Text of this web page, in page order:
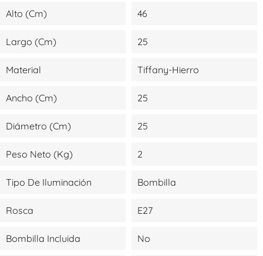
Alto (cm) 46
Largo (cm) 25
Material Tiffany-Hierro
Ancho (cm) 25
Diámetro (cm) 25
Peso Neto (kg) 2
Tipo De Iluminación Bombilla
Rosca E27
Bombilla Incluida No